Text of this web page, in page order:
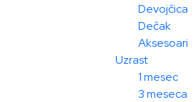
Devojčica
Dečak
Aksesoari
Uzrast
1 mesec
3 meseca